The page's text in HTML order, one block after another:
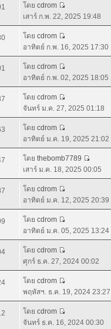
โดย cdrom
เสาร์ ก.พ. 22, 2025 19:48
โดย cdrom
อาทิตย์ ก.พ. 16, 2025 17:30
โดย cdrom
อาทิตย์ ก.พ. 02, 2025 18:05
โดย cdrom
จันทร์ ม.ค. 27, 2025 01:18
โดย cdrom
อาทิตย์ ม.ค. 19, 2025 21:02
โดย thebomb7789
เสาร์ ม.ค. 18, 2025 00:05
โดย cdrom
อาทิตย์ ม.ค. 12, 2025 20:39
โดย cdrom
อาทิตย์ ม.ค. 05, 2025 13:24
โดย cdrom
ศุกร์ ธ.ค. 27, 2024 00:02
โดย cdrom
พฤหัสฯ. ธ.ค. 19, 2024 23:27
โดย cdrom
จันทร์ ธ.ค. 16, 2024 00:30